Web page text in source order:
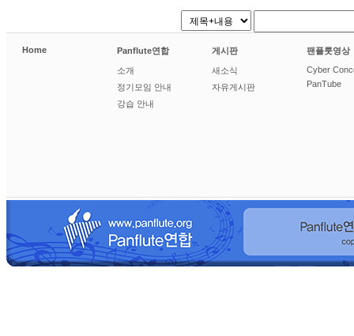
Home Panflute연합
소개
정기모임 안내
강습 안내
게시판
새소식
자유게시판
팬플룻영상
Cyber
PanTube